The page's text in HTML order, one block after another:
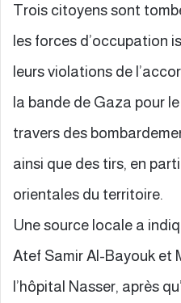
Trois citoyens sont
les forces d’occupation
leurs violations de
la bande de Gaza pour
travers des
ainsi que des tirs, en
orientales du territoire.
Une source locale a
Atef Samir Al-Bayouk et
l’hôpital Nasser, après